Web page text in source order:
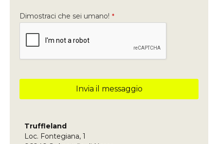
Dimostraci che sei umano! *
Invia il messaggio
deve
essere
lasciato
Truffleland
Loc. Fontegiana, 1